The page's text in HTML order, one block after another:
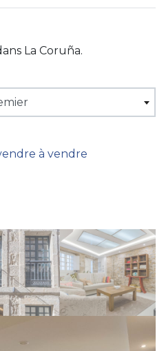
La Coruña.
à vendre